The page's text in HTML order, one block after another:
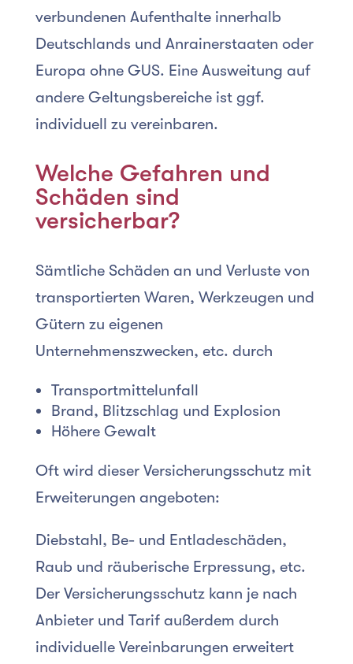
verbundenen Aufenthalte innerhalb
Deutschlands und Anrainerstaaten oder
Europa ohne GUS. Eine Ausweitung auf
andere Geltungsbereiche ist ggf.
individuell zu vereinbaren.
Welche Gefahren und
Schäden sind
versicherbar?
Sämtliche Schäden an und Verluste von
transportierten Waren, Werkzeugen und
Gütern zu eigenen
Unternehmenszwecken, etc. durch
Transportmittelunfall
Brand, Blitzschlag und Explosion
Höhere Gewalt
Oft wird dieser Versicherungsschutz mit
Erweiterungen angeboten:
Diebstahl, Be- und Entladeschäden,
Raub und räuberische Erpressung, etc.
Der Versicherungsschutz kann je nach
Anbieter und Tarif außerdem durch
individuelle Vereinbarungen erweitert